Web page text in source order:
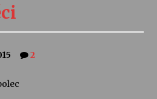
výstavy Josefíny Duškové: Stávám se
2